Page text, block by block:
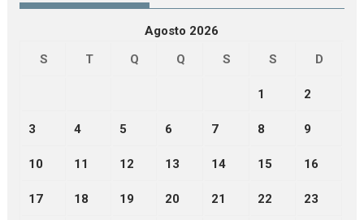
Agosto 2026
S
T Q Q S S D
1 2
3 4 5 6 7 8 9
10 11 12 13 14 15 16
17 18 19 20 21 22 23